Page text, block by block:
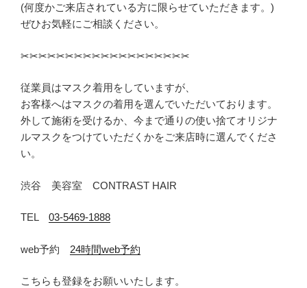
(何度かご来店されている方に限らせていただきます。)
ぜひお気軽にご相談ください。
✂︎✂︎✂︎✂︎✂︎✂︎✂︎✂︎✂︎✂︎✂︎✂︎✂︎✂︎✂︎✂︎✂︎✂︎✂︎
従業員はマスク着用をしていますが、
お客様へはマスクの着用を選んでいただいております。
外して施術を受けるか、今まで通りの使い捨てオリジナ
ルマスクをつけていただくかをご来店時に選んでくださ
い。
渋谷 美容室 CONTRAST HAIR
TEL 03-5469-1888
web予約 24時間web予約
こちらも登録をお願いいたします。